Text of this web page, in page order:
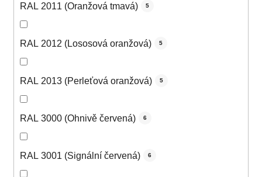
RAL 2011 (Oranžová tmavá) 5
RAL 2012 (Lososová oranžová) 5
RAL 2013 (Perleťová oranžová) 5
RAL 3000 (Ohnivě červená) 6
RAL 3001 (Signální červená) 6